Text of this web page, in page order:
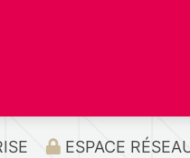
ESPACE